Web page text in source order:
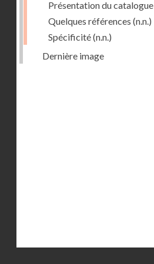
Présentation du catalogue
Quelques références (n.n.)
Spécificité(n.n.)
Dernière image